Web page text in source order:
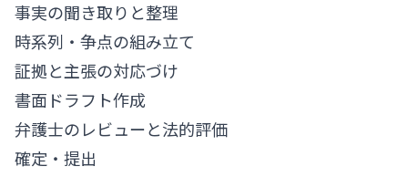
事実の聞き取りと整理
時系列・争点の組み立て
証拠と主張の対応づけ
書面ドラフト作成
弁護士のレビューと法的評価
確定・提出